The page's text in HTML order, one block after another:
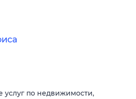
услуг по недвижимости,